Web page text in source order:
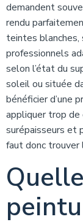
demandent
rendu
teintes blanches,
professionnels
selon l’état du
soleil ou située
bénéficier d’une
appliquer trop de
surépaisseurs et
faut donc trouver